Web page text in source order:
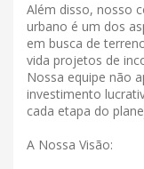
Além disso, nosso
urbano é um dos
em busca de
vida projetos de
Nossa equipe não
investimento
cada etapa do
A Nossa Visão: